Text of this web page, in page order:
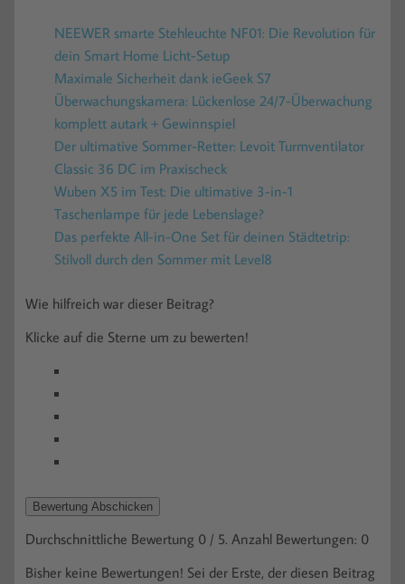
NEEWER smarte Stehleuchte NF01: Die Revolution für
dein Smart Home Licht-Setup
Maximale Sicherheit dank ieGeek S7
Überwachungskamera: Lückenlose 24/7-Überwachung
komplett autark + Gewinnspiel
Der ultimative Sommer-Retter: Levoit Turmventilator
Classic 36 DC im Praxischeck
Wuben X5 im Test: Die ultimative 3-in-1
Taschenlampe für jede Lebenslage?
Das perfekte All-in-One Set für deinen Städtetrip:
Stilvoll durch den Sommer mit Level8
Wie hilfreich war dieser Beitrag?
Klicke auf die Sterne um zu bewerten!
Bewertung Abschicken
Durchschnittliche Bewertung 0 / 5. Anzahl Bewertungen: 0
Bisher keine Bewertungen! Sei der Erste, der diesen Beitrag